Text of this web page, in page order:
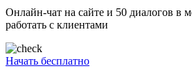
Онлайн-чат на сайте и 50 диалогов в
работать с клиентами
Начать бесплатно